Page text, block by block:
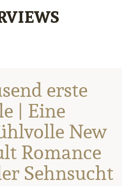
erste
| Eine
New
Romance
Sehnsucht